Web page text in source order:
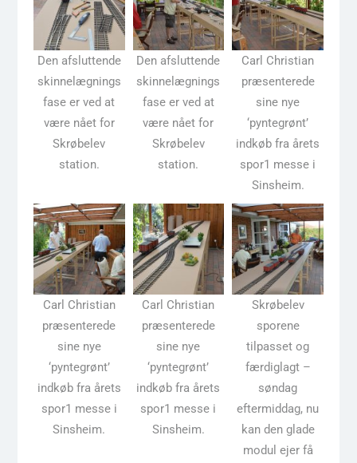
Den afsluttende
skinnelægnings
fase er ved at
være nået for
Skrøbelev
station.
Den afsluttende
skinnelægnings
fase er ved at
være nået for
Skrøbelev
station.
Carl Christian
præsenterede
sine nye
‘pyntegrønt’
indkøb fra årets
spor1 messe i
Sinsheim.
Carl Christian
præsenterede
sine nye
‘pyntegrønt’
indkøb fra årets
spor1 messe i
Sinsheim.
Carl Christian
præsenterede
sine nye
‘pyntegrønt’
indkøb fra årets
spor1 messe i
Sinsheim.
Skrøbelev
sporene
tilpasset og
færdiglagt –
søndag
eftermiddag, nu
kan den glade
modul ejer få